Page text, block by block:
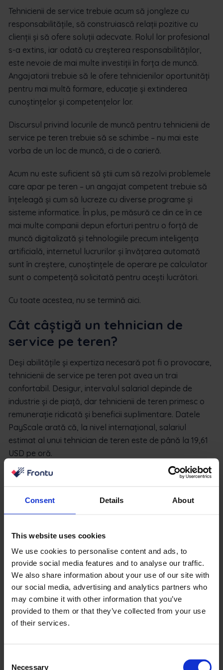
Consent Details About
This website uses cookies
We use cookies to personalise content and ads, to
provide social media features and to analyse our traffic.
We also share information about your use of our site with
our social media, advertising and analytics partners who
may combine it with other information that you’ve
provided to them or that they’ve collected from your use
of their services.
Necessary
Tehnicienii de service trebuie acum să jongleze cu
responsabilitățile, să construiască relații pozitive cu
clienții și să ofere soluții adecvate. Rolul lor profesional
s-a extins, iar odată cu creșterea responsabilităților,
este nevoie de mai multe investiții în forța de muncă.
Angajatorii trebuie să le ofere tehnicienilor oportunități
pentru mai multă formare, educație și extinderea
cunoștințelor și competențelor lor.
Discursul privind locurile de muncă pentru tehnicienii de
service pe teren trebuie să se schimbe – nu mai este
vorba de un loc de muncă, ci de o carieră.
Acum nu este suficient să știi cum să rezolvi problemele
care apar pe teren – un angajat competent trebuie să
înțeleagă și cum să lucreze cu diverse programe și
sisteme informatice. În plus, pe măsură ce din ce în ce
mai multe companii depun eforturi pentru o forță de
muncă digitalizată și tehnologiile precum inteligența
artificială, internetul lucrurilor și învățarea automată
sunt în creștere, cunoștințele de operare pe calculator
sunt o competență solicitată pentru acești lucrători.
Cu toate acestea, nu se termină aici.
Cât câștigă un tehnician de
service pe teren?
Deși abilitățile și expertiza necesară pot fi o provocare,
tehnicienii de service pe teren pot avea un trai
confortabil. Desigur, intervalul salarial depinde de
industrie și de piață, dar tehnicienii de teren primesc o
remunerație ridicată și beneficii suplimentare. Datele
PayScale arată că, la nivel internațional, salariul
estimat al unui tehnician de teren este de până la 19,61
USD pe oră.
Pentru a deveni un tehnician de service pe teren, nu
lucrări de cercetare sau chiar o diplomă de liceu –
trebuie doar să obțineți un certificat și capacitatea de a
cursuri de formare sau cursuri și puteți obține în câteva
luni un certificat care să arate că sunteți autorizat să
lucrați în domeniul dorit.
Nu uitați că postul de tehnician de service pe teren se
bazează pe capacitatea de a rezolva probleme tehnice
și